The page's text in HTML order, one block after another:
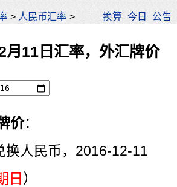
> 人民币汇率 > 换算 今日 公告
月11日汇率，外汇牌价
价：
人民币，2016-12-11
日 ）